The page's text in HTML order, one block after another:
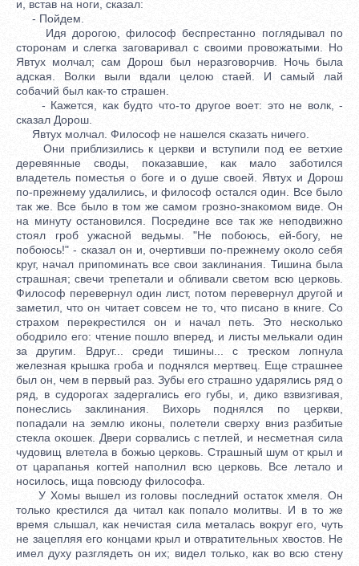
и, встав на ноги, сказал:
- Пойдем.
Идя дорогою, философ беспрестанно поглядывал по
сторонам и слегка заговаривал с своими провожатыми. Но
Явтух молчал; сам Дорош был неразговорчив. Ночь была
адская. Волки выли вдали целою стаей. И самый лай
собачий был как-то страшен.
- Кажется, как будто что-то другое воет: это не волк, -
сказал Дорош.
Явтух молчал. Философ не нашелся сказать ничего.
Они приблизились к церкви и вступили под ее ветхие
деревянные своды, показавшие, как мало заботился
владетель поместья о боге и о душе своей. Явтух и Дорош
по-прежнему удалились, и философ остался один. Все было
так же. Все было в том же самом грозно-знакомом виде. Он
на минуту остановился. Посредине все так же неподвижно
стоял гроб ужасной ведьмы. "Не побоюсь, ей-богу, не
побоюсь!" - сказал он и, очертивши по-прежнему около себя
круг, начал припоминать все свои заклинания. Тишина была
страшная; свечи трепетали и обливали светом всю церковь.
Философ перевернул один лист, потом перевернул другой и
заметил, что он читает совсем не то, что писано в книге. Со
страхом перекрестился он и начал петь. Это несколько
ободрило его: чтение пошло вперед, и листы мелькали один
за другим. Вдруг... среди тишины... с треском лопнула
железная крышка гроба и поднялся мертвец. Еще страшнее
был он, чем в первый раз. Зубы его страшно ударялись ряд о
ряд, в судорогах задергались его губы, и, дико взвизгивая,
понеслись заклинания. Вихорь поднялся по церкви,
попадали на землю иконы, полетели сверху вниз разбитые
стекла окошек. Двери сорвались с петлей, и несметная сила
чудовищ влетела в божью церковь. Страшный шум от крыл и
от царапанья когтей наполнил всю церковь. Все летало и
носилось, ища повсюду философа.
У Хомы вышел из головы последний остаток хмеля. Он
только крестился да читал как попало молитвы. И в то же
время слышал, как нечистая сила металась вокруг его, чуть
не зацепляя его концами крыл и отвратительных хвостов. Не
имел духу разглядеть он их; видел только, как во всю стену